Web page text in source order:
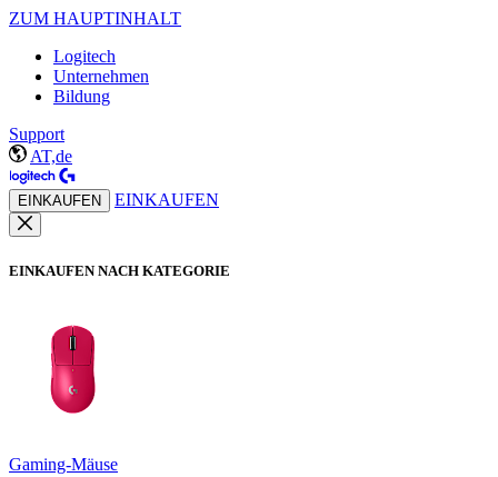
ZUM HAUPTINHALT
Logitech
Unternehmen
Bildung
Support
AT,de
EINKAUFEN EINKAUFEN
EINKAUFEN NACH KATEGORIE
Gaming-Mäuse